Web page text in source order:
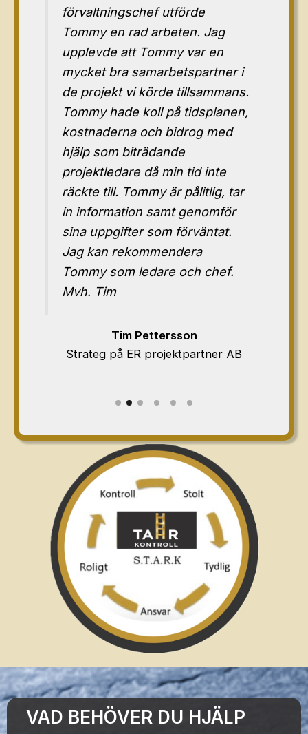
förvaltningschef utförde
Tommy en rad arbeten. Jag
upplevde att Tommy var en
mycket bra samarbetspartner i
de projekt vi körde tillsammans.
Tommy hade koll på tidsplanen,
kostnaderna och bidrog med
hjälp som biträdande
projektledare då min tid inte
räckte till. Tommy är pålitlig, tar
in information samt genomför
sina uppgifter som förväntat.
Jag kan rekommendera
Tommy som ledare och chef.
Mvh. Tim
Tim Pettersson
Strateg på ER projektpartner AB
VAD BEHÖVER DU HJÄLP